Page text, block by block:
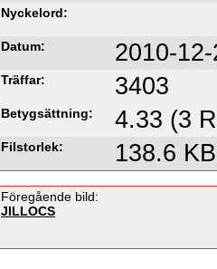
Nyckelord:
Datum: 2010-
Träffar: 3403
Betygsättning: 4.33 (3
Filstorlek: 138.6 KB
Föregående bild:
JILLOCS